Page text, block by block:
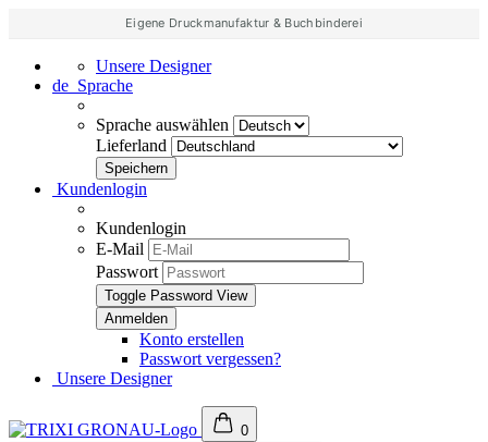
Eigene Druckmanufaktur & Buchbinderei
Unsere Designer
de Sprache
Sprache auswählen
Lieferland
Kundenlogin
Kundenlogin
E-Mail
Passwort
Toggle Password View
Konto erstellen
Passwort vergessen?
Unsere Designer
0